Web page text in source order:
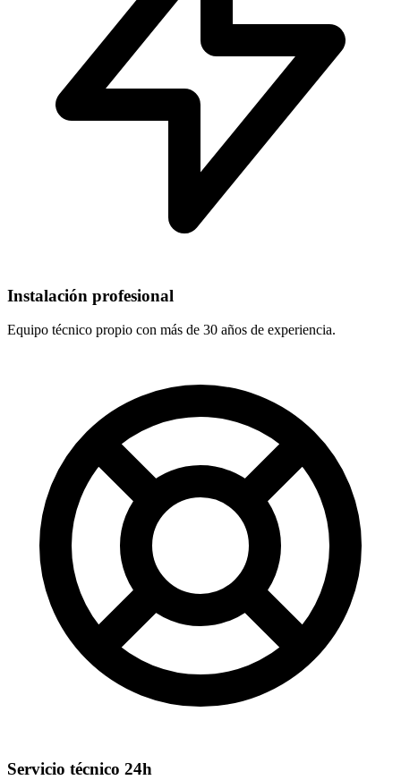
Instalación profesional
Equipo técnico propio con más de 30 años de experiencia.
Servicio técnico 24h